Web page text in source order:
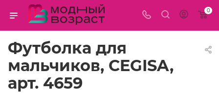
0
Футболка для
мальчиков, CEGISA,
арт. 4659